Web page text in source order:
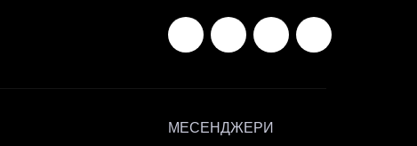
МЕСЕНДЖЕРИ